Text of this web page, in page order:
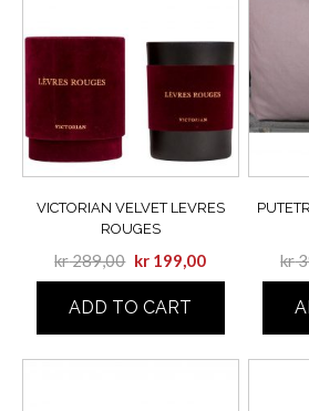
VICTORIAN VELVET LEVRES
ROUGES
kr289,00 kr 199,00
ADD TO CART
kr